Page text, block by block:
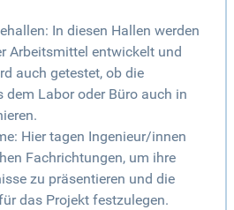
In diesen Hallen werden
Arbeitsmittel entwickelt und
auch getestet, ob die
dem Labor oder Büro auch in
Hier tagen Ingenieur/innen
Fachrichtungen, um ihre
zu präsentieren und die
das Projekt festzulegen.